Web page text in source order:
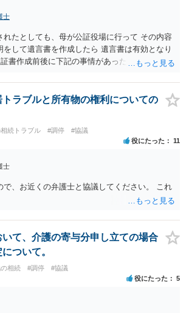
士
れたとしても、母が公証役場に行って その内容
して遺言書を作成したら 遺言書は有効となり
書作成前後に下記の事情があったことが証明で
た母からの第一声は「ここにいたら殺される」
、長男に聞くと「面会は出来ない。俺は携帯電
に会っている」「母の話は聞かなくて良い」と
の後の電話でも「食事に毒が入っている」「体
る」等、おかしかったです。 当時の診療記
護記録を取得して 弁護士に面談で相談された
ラブルと所有物の権利についての
続トラブル #調停 #協議
役にたった 11
士
で、お近くの弁護士と協議してください。 これ
て、介護の寄与分申し立ての場合
ついて。
相続 #調停 #協議
役にたった 5